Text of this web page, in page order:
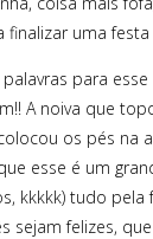
finalizar uma
palavras para
A noiva que
os pés na
esse é um
kkkkk) tudo pela
sejam felizes,